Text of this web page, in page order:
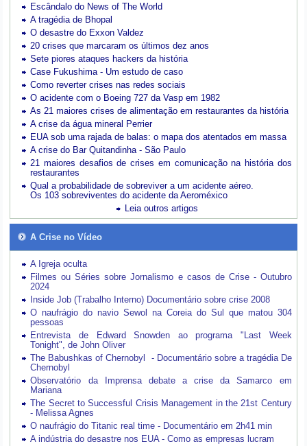
Escândalo do News of The World
A tragédia de Bhopal
O desastre do Exxon Valdez
20 crises que marcaram os últimos dez anos
Sete piores ataques hackers da história
Case Fukushima - Um estudo de caso
Como reverter crises nas redes sociais
O acidente com o Boeing 727 da Vasp em 1982
As 21 maiores crises de alimentação em restaurantes da história
A crise da água mineral Perrier
EUA sob uma rajada de balas: o mapa dos atentados em massa
A crise do Bar Quitandinha - São Paulo
21 maiores desafios de crises em comunicação na história dos
restaurantes
Qual a probabilidade de sobreviver a um acidente aéreo.
Os 103 sobreviventes do acidente da Aeroméxico
Leia outros artigos
A Crise no Vídeo
A Igreja oculta
Filmes ou Séries sobre Jornalismo e casos de Crise - Outubro
2024
Inside Job (Trabalho Interno) Documentário sobre crise 2008
O naufrágio do navio Sewol na Coreia do Sul que matou 304
pessoas
Entrevista de Edward Snowden ao programa "Last Week
Tonight", de John Oliver
The Babushkas of Chernobyl - Documentário sobre a tragédia De
Chernobyl
Observatório da Imprensa debate a crise da Samarco em
Mariana
The Secret to Successful Crisis Management in the 21st Century
- Melissa Agnes
O naufrágio do Titanic real time - Documentário em 2h41 min
A indústria do desastre nos EUA - Como as empresas lucram